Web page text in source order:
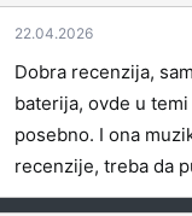
a
n
a
:
22.04.2026
Dobra recenzija,
baterija, ovde u
posebno. I ona
recenzije, treba da